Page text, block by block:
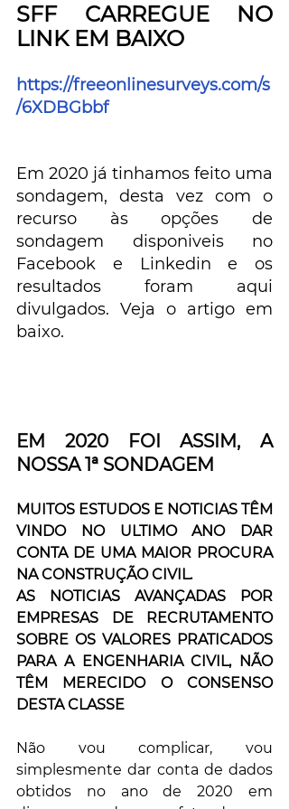
SFF CARREGUE NO
LINK EM BAIXO
https://freeonlinesurveys.com/s
/6XDBGbbf
Em 2020 já tinhamos feito uma
sondagem, desta vez com o
recurso às opções de
sondagem disponiveis no
Facebook e Linkedin e os
resultados foram aqui
divulgados. Veja o artigo em
baixo.
EM 2020 FOI ASSIM, A
NOSSA 1ª SONDAGEM
MUITOS ESTUDOS E NOTICIAS TÊM
VINDO NO ULTIMO ANO DAR
CONTA DE UMA MAIOR PROCURA
NA CONSTRUÇÃO CIVIL.
AS NOTICIAS AVANÇADAS POR
EMPRESAS DE RECRUTAMENTO
SOBRE OS VALORES PRATICADOS
PARA A ENGENHARIA CIVIL, NÃO
TÊM MERECIDO O CONSENSO
DESTA CLASSE
Não vou complicar, vou
simplesmente dar conta de dados
obtidos no ano de 2020 em